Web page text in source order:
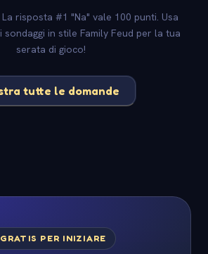
risposta #1 "Na" vale 100 punti. Usa
in stile Family Feud per la tua
serata di gioco!
tutte le domande
GRATIS PER INIZIARE